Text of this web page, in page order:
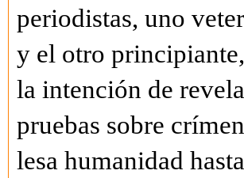
periodistas, uno
y el otro
la intención de
pruebas sobre
lesa humanidad hasta